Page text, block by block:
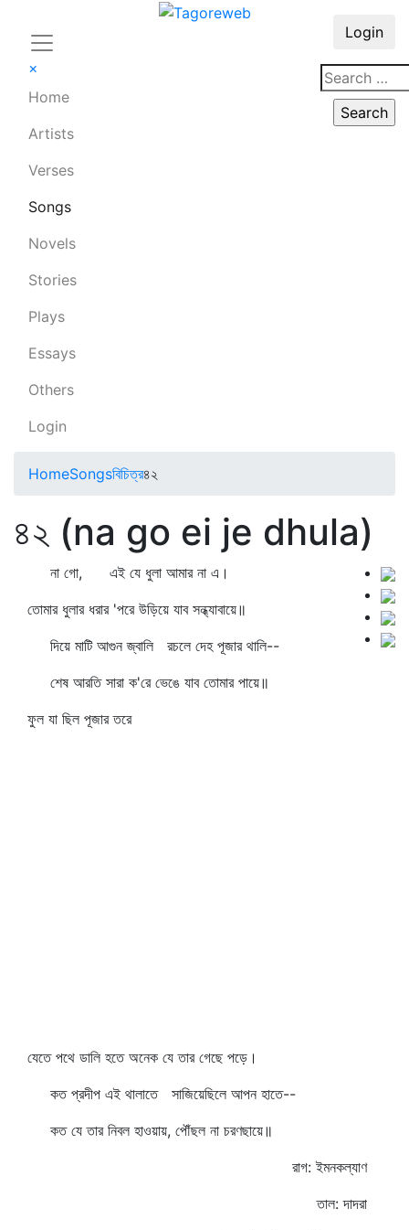
×
Home
Artists
Verses
Songs
Novels
Stories
Plays
Essays
Others
Login
Login
HomeSongsবিচিত্র৪২
৪২ (na go ei je dhula)
না গো, এই যে ধুলা আমার না এ।
তোমার ধুলার ধরার 'পরে উড়িয়ে যাব সন্ধ্যাবায়ে॥
দিয়ে মাটি আগুন জ্বালি রচলে দেহ পূজার থালি--
শেষ আরতি সারা ক'রে ভেঙে যাব তোমার পায়ে॥
ফুল যা ছিল পূজার তরে
যেতে পথে ডালি হতে অনেক যে তার গেছে পড়ে।
কত প্রদীপ এই থালাতে সাজিয়েছিলে আপন হাতে--
কত যে তার নিবল হাওয়ায়, পৌঁছল না চরণছায়ে॥
রাগ: ইমনকল্যাণ
তাল: দাদরা